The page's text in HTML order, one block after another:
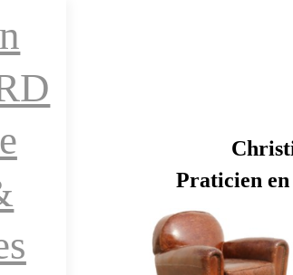
Praticien